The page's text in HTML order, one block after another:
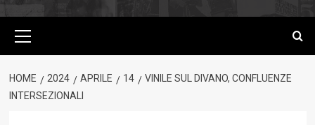
principale
HOME 2024 APRILE 14
VINILE SUL DIVANO, CONFLUENZE
INTERSEZIONALI